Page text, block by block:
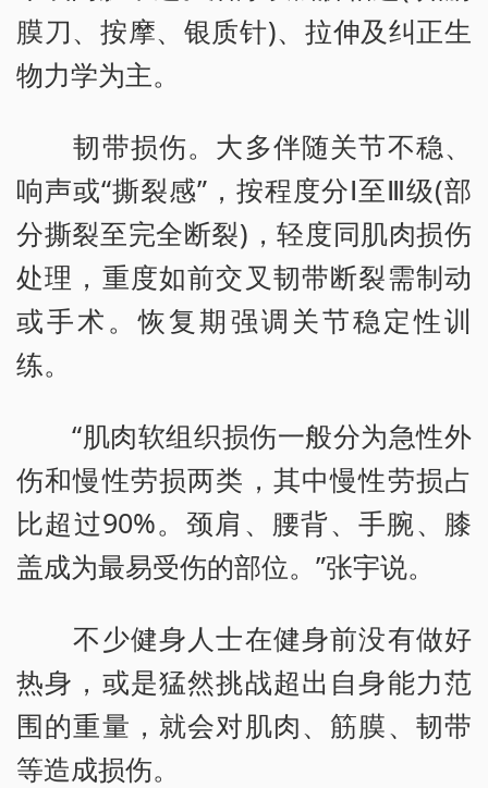
膜刀、按摩、银质针)、拉伸及纠正生
物力学为主。
韧带损伤。大多伴随关节不稳、
响声或“撕裂感”，按程度分Ⅰ至Ⅲ级(部
分撕裂至完全断裂)，轻度同肌肉损伤
处理，重度如前交叉韧带断裂需制动
或手术。恢复期强调关节稳定性训
练。
“肌肉软组织损伤一般分为急性外
伤和慢性劳损两类，其中慢性劳损占
比超过90%。颈肩、腰背、手腕、膝
盖成为最易受伤的部位。”张宇说。
不少健身人士在健身前没有做好
热身，或是猛然挑战超出自身能力范
围的重量，就会对肌肉、筋膜、韧带
等造成损伤。